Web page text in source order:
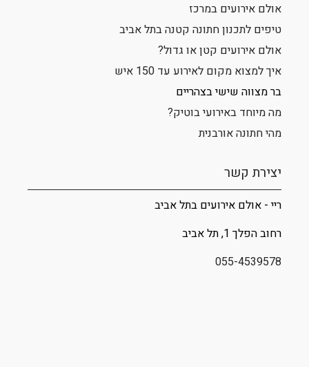
אולם אירועים במרכז
טיפים לתכנון חתונה קטנה בתל אביב
אולם אירועים קטן או גדול?
איך למצוא מקום לאירוע עד 150 איש
בר מצווה שישי בצהריים
מה מיוחד באירועי בוטיק?
מהי חתונה אורבנית
יצירת קשר
ריי - אולם אירועים בתל אביב
רחובהפלך 1 , תל אביב
055-4539578